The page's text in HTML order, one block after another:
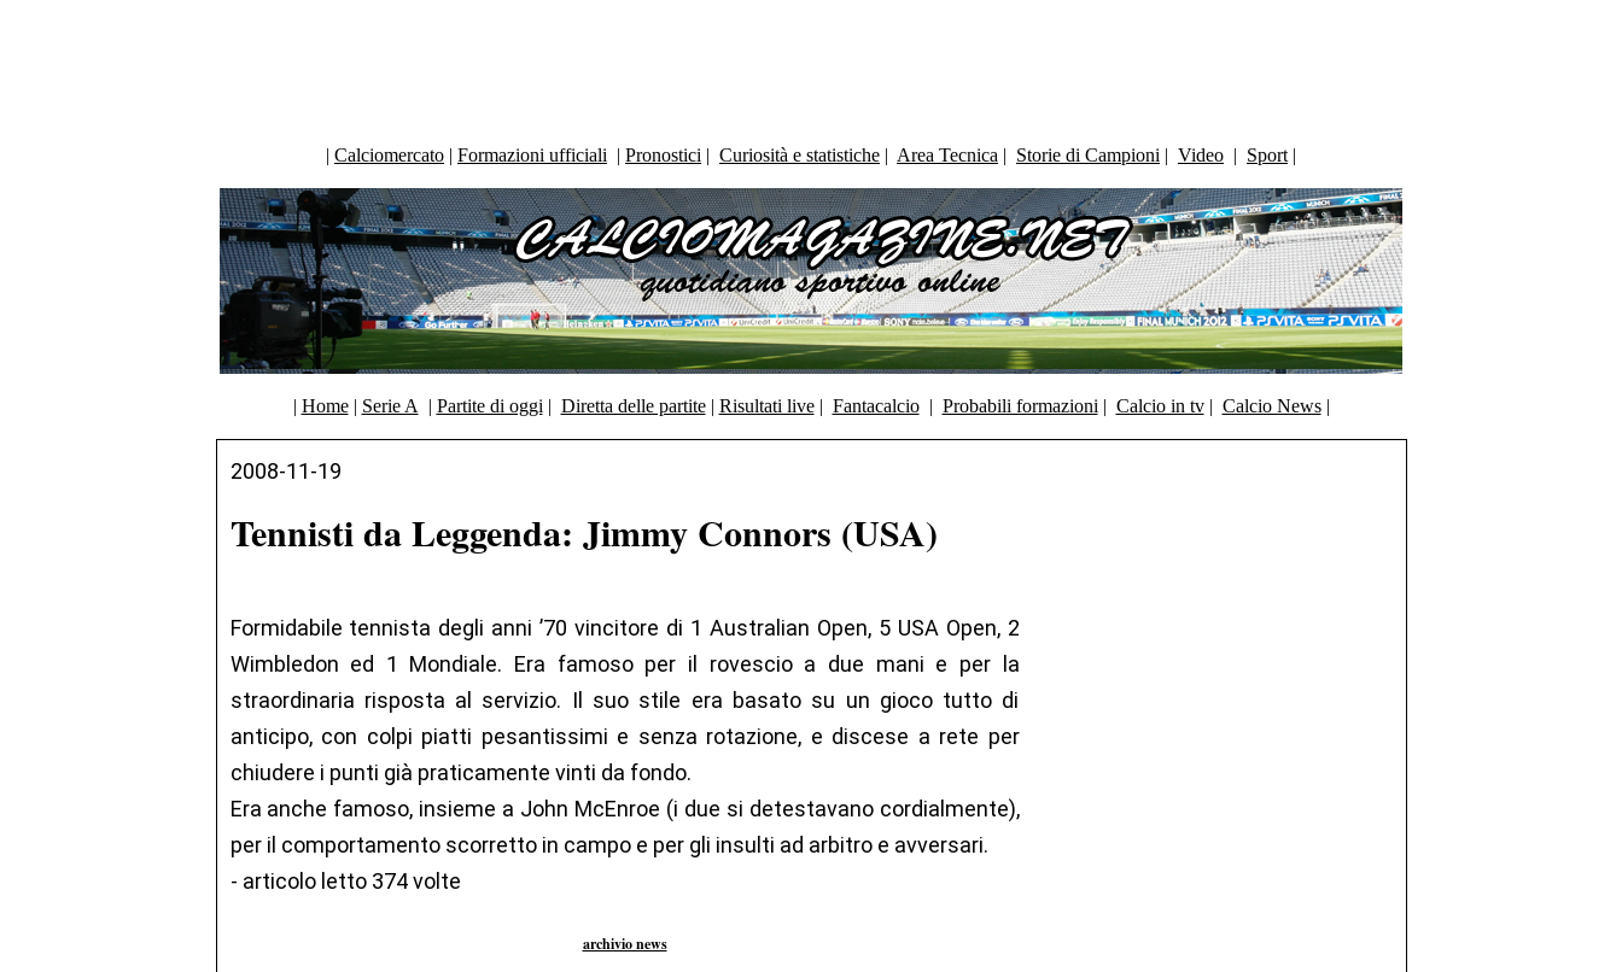
| Calciomercato | Formazioni ufficiali | Pronostici | Curiosità e statistiche | Area Tecnica | Storie di Campioni | Video | Sport |
| Home| Serie A | Partite di oggi | Diretta delle partite| Risultati live| Fantacalcio| Probabili formazioni | Calcio in tv| Calcio News|
2008-11-19
Tennisti da Leggenda: Jimmy Connors (USA)
Formidabile tennista degli anni ’70 vincitore di 1 Australian Open, 5 USA Open, 2
Wimbledon ed 1 Mondiale. Era famoso per il rovescio a due mani e per la
straordinaria risposta al servizio. Il suo stile era basato su un gioco tutto di
anticipo, con colpi piatti pesantissimi e senza rotazione, e discese a rete per
chiudere i punti già praticamente vinti da fondo.
Era anche famoso, insieme a John McEnroe (i due si detestavano cordialmente),
per il comportamento scorretto in campo e per gli insulti ad arbitro e avversari.
- articolo letto 374 volte
archivio news